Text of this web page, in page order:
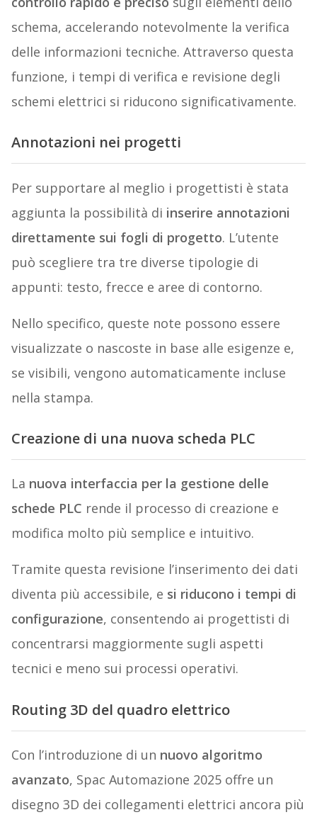
schema, accelerando notevolmente la verifica
delle informazioni tecniche. Attraverso questa
funzione, i tempi di verifica e revisione degli
schemi elettrici si riducono significativamente.
Annotazioni nei progetti
Per supportare al meglio i progettisti è stata
aggiunta la possibilità di inserire annotazioni
direttamente sui fogli di progetto. L’utente
può scegliere tra tre diverse tipologie di
appunti: testo, frecce e aree di contorno.
Nello specifico, queste note possono essere
visualizzate o nascoste in base alle esigenze e,
se visibili, vengono automaticamente incluse
nella stampa.
Creazione di una nuova scheda PLC
La nuova interfaccia per la gestione delle
schede PLC rende il processo di creazione e
modifica molto più semplice e intuitivo.
Tramite questa revisione l’inserimento dei dati
diventa più accessibile, e si riducono i tempi di
configurazione, consentendo ai progettisti di
concentrarsi maggiormente sugli aspetti
tecnici e meno sui processi operativi.
Routing 3D del quadro elettrico
Con l’introduzione di un nuovo algoritmo
avanzato, Spac Automazione 2025 offre un
disegno 3D dei collegamenti elettrici ancora più